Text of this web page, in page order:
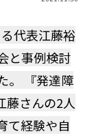
代表江藤裕
と事例検討
。 『発達障
藤さんの2人
て経験や自